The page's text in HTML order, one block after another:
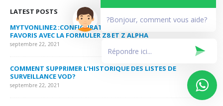
LATEST POSTS
MYTVONLINE2 :CONFIGURATION ET VERROUILLAGE DES
FAVORIS AVEC LA FORMULER Z8 ET Z ALPHA
septembre 22, 2021
COMMENT SUPPRIMER L’HISTORIQUE DES LISTES DE
SURVEILLANCE VOD?
septembre 22, 2021
?Bonjour, comment vous aide?